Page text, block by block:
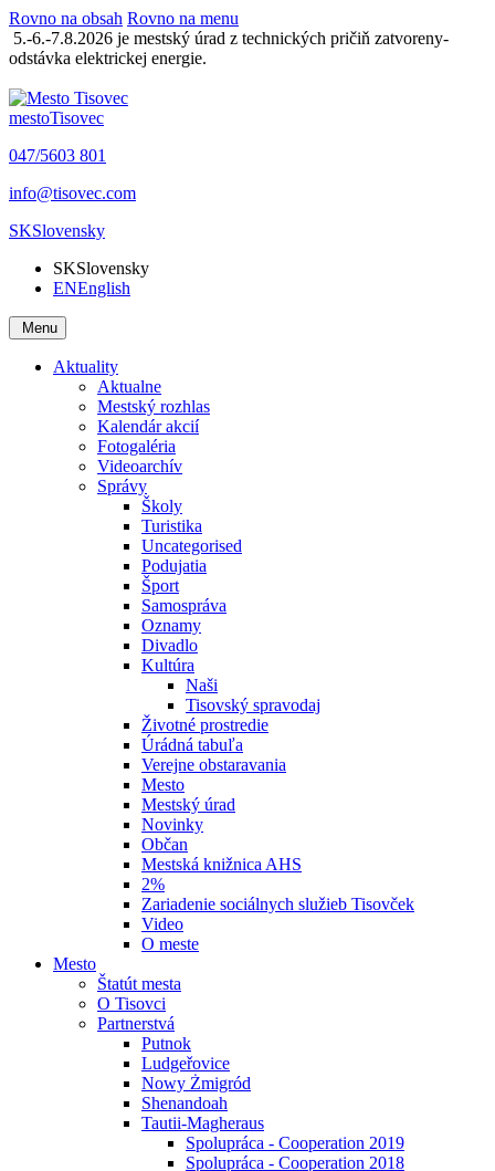
Rovno na obsah Rovno na menu
5.-6.-7.8.2026 je mestský úrad z technických pričiň zatvoreny-
odstávka elektrickej energie.
mestoTisovec
047/5603 801
info@tisovec.com
SKSlovensky
SKSlovensky
ENEnglish
Menu
Aktuality
Aktualne
Mestský rozhlas
Kalendár akcií
Fotogaléria
Videoarchív
Správy
Školy
Turistika
Uncategorised
Podujatia
Šport
Samospráva
Oznamy
Divadlo
Kultúra
Naši
Tisovský spravodaj
Životné prostredie
Úrádná tabuľa
Verejne obstaravania
Mesto
Mestský úrad
Novinky
Občan
Mestská knižnica AHS
2%
Zariadenie sociálnych služieb Tisovček
Video
O meste
Mesto
Štatút mesta
O Tisovci
Partnerstvá
Putnok
Ludgeřovice
Nowy Żmigród
Shenandoah
Tautii-Magheraus
Spolupráca - Cooperation 2019
Spolupráca - Cooperation 2018